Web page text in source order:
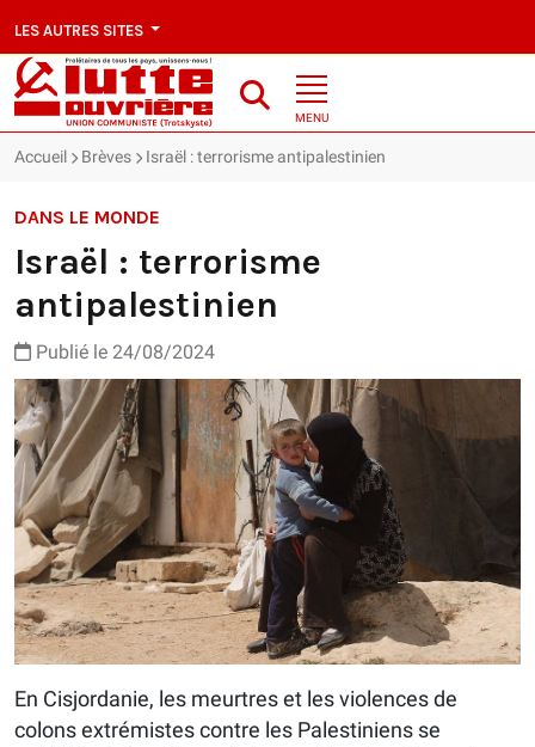
LES AUTRES SITES
MENU
Accueil Brèves Israël : terrorisme antipalestinien
DANS LE MONDE
Israël : terrorisme
antipalestinien
Publié le 24/08/2024
En Cisjordanie, les meurtres et les violences de
colons extrémistes contre les Palestiniens se